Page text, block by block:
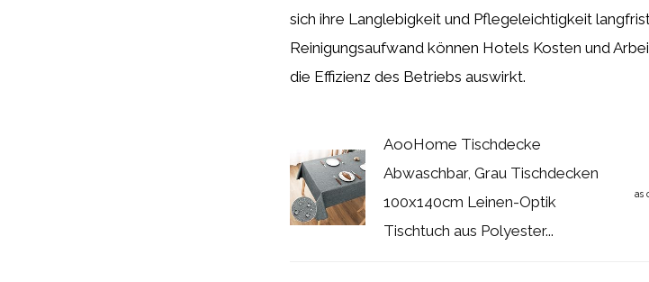
sich ihre Langlebigkeit und Pflegeleichtigkeit
Reinigungsaufwand können Hotels Kosten und
die Effizienz des Betriebs auswirkt.
AooHome Tischdecke
Abwaschbar, Grau Tischdecken
100x140cm Leinen-Optik
Tischtuch aus Polyester...
as